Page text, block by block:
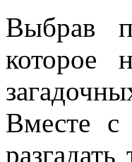
Выбрав
которое
Вместе с